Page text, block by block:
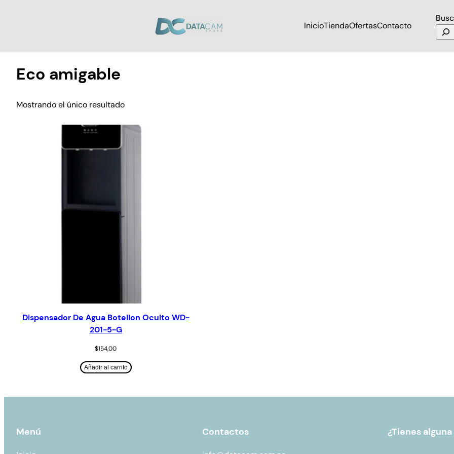
InicioTiendaOfertasContacto
Eco amigable
Mostrando el único resultado
Dispensador De Agua Botellon Oculto WD-
201-5-G
$154,00
Añadir al carrito
Menú Contactos ¿Tienes